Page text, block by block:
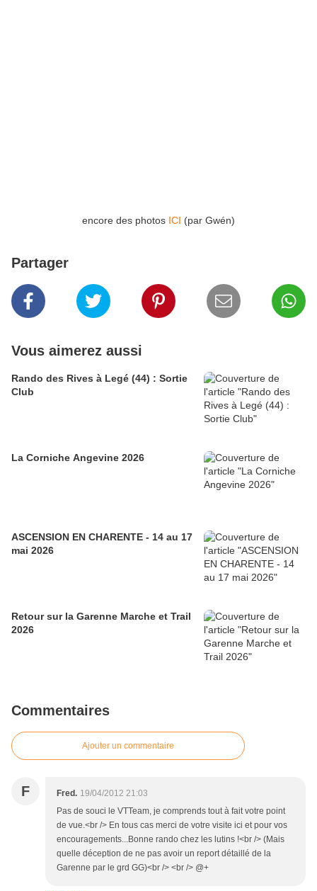
encore des photos ICI (par Gwén)
Partager
Vous aimerez aussi
Rando des Rives à Legé (44) : Sortie
Club
La Corniche Angevine 2026
ASCENSION EN CHARENTE - 14 au 17
mai 2026
Retour sur la Garenne Marche et Trail
2026
Commentaires
Ajouter un commentaire
F Fred. 19/04/2012 21:03
Pas de souci le VTTeam, je comprends tout à fait votre point
de vue.<br /> En tous cas merci de votre visite ici et pour vos
encouragements...Bonne rando chez les lutins !<br /> (Mais
quelle déception de ne pas avoir un report détaillé de la
Garenne par le grd GG)<br /> <br /> @+